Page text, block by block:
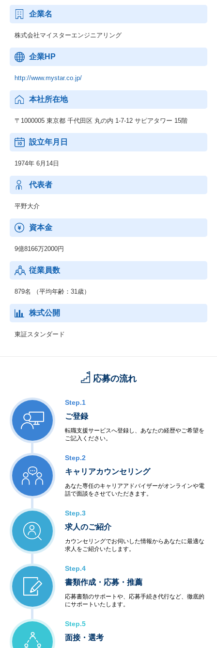
企業名
株式会社マイスターエンジニアリング
企業HP
http://www.mystar.co.jp/
本社所在地
〒1000005 東京都 千代田区 丸の内 1-7-12 サピアタワー 15階
設立年月日
1974年 6月14日
代表者
平野大介
資本金
9億8166万2000円
従業員数
879名 （平均年齢：31歳）
株式公開
東証スタンダード
応募の流れ
Step.1
ご登録
転職支援サービスへ登録し、あなたの経歴やご希望を
ご記入ください。
Step.2
キャリアカウンセリング
あなた専任のキャリアアドバイザーがオンラインや電
話で面談をさせていただきます。
Step.3
求人のご紹介
カウンセリングでお伺いした情報からあなたに最適な
求人をご紹介いたします。
Step.4
書類作成・応募・推薦
応募書類のサポートや、応募手続き代行など、徹底的
にサポートいたします。
Step.5
面接・選考